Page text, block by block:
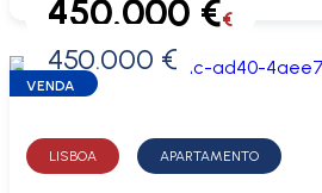
0 €
450.000 €€
450.000 €
VENDA
LISBOA APARTAMENTO